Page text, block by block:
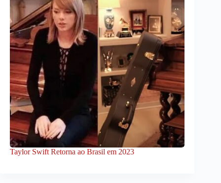
Taylor Swift Retorna ao Brasil em 2023